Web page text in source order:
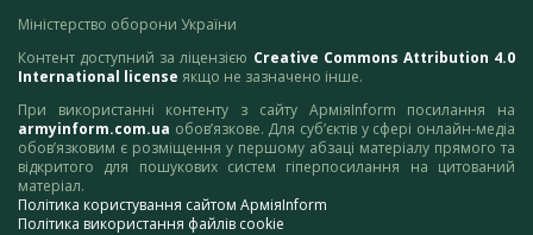
Міністерство оборони України
Контент доступний за ліцензією Creative Commons Attribution 4.0
International license якщо не зазначено інше.
При використанні контенту з сайту АрміяInform посилання на
armyinform.com.ua обов’язкове. Для суб’єктів у сфері онлайн-медіа
обов’язковим є розміщення у першому абзаці матеріалу прямого та
відкритого для пошукових систем гіперпосилання на цитований
матеріал.
Політика користування сайтом АрміяInform
Політика використання файлів cookie